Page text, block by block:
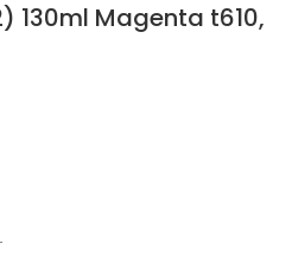
130ml Magenta t610,